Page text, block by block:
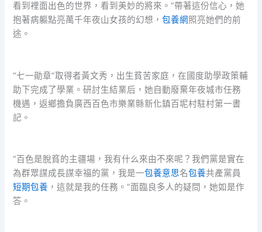
看到裡面出色的世界，看到美妙的將來。”帶著這份信心，她
抱著病軀點亮萬千年夜山女孩的幻想，包養網照亮她們的前
途。
“七一勛章”取得者黃文秀，出生貧苦家庭，在國度助學政策輔
助下完成了學業。研討生結業后，她自動廢棄年夜城市任務
機遇，返鄉擔負廣西百色市樂業縣新化鎮百坭村駐村第一書
記。
“百色是脫貧的主疆場，我有什么來由不來呢？我們黨是實在
為群眾謀成長謀幸福的黨，我是一包養意思名包養共產黨員
短期包養 ，這就是我的任務。”面臨良多人的疑問，她如是作
答。